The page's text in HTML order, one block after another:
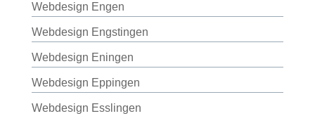
Webdesign Engen
Webdesign Engstingen
Webdesign Eningen
Webdesign Eppingen
Webdesign Esslingen